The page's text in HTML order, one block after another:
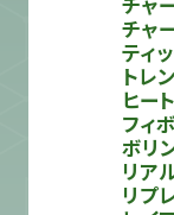
チャ
ティ
トレ
ヒー
フィ
ボリ
リア
リプ